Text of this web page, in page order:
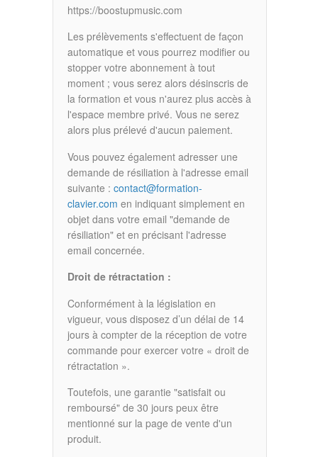
https://boostupmusic.com​​​
Les prélèvements s'effectuent de façon
automatique et vous pourrez modifier ou
stopper votre abonnement à tout
moment ; vous serez alors désinscris de
la formation et vous n'aurez plus accès à
l'espace membre privé. Vous ne serez
alors plus prélevé d'aucun paiement.
Vous pouvez également adresser une
demande de résiliation à l'adresse email
suivante : contact@formation-
clavier.com en indiquant simplement en
objet dans votre email "demande de
résiliation" et en précisant l'adresse
email concernée.
Droit de rétractation :
Conformément à la législation en
vigueur, vous disposez d’un délai de 14
jours à compter de la réception de votre
commande pour exercer votre « droit de
rétractation ».
Toutefois, une garantie "satisfait ou
remboursé" de 30 jours peux être
mentionné sur la page de vente d'un
produit.